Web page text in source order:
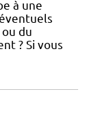
à une
du
? Si vous